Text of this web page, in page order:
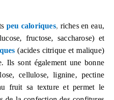
peu caloriques, riches en eau,
fructose, saccharose) et
(acides citrique et malique)
Ils sont également une bonne
cellulose, lignine, pectine
fruit sa texture et permet le